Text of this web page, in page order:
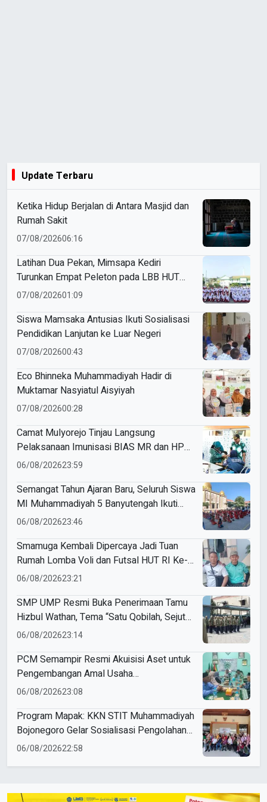
Update Terbaru
Ketika Hidup Berjalan di Antara Masjid dan
Rumah Sakit
07/08/202606:16
Latihan Dua Pekan, Mimsapa Kediri
Turunkan Empat Peleton pada LBB HUT
Ke-81 RI Kecamatan Pare
07/08/202601:09
Siswa Mamsaka Antusias Ikuti Sosialisasi
Pendidikan Lanjutan ke Luar Negeri
07/08/202600:43
Eco Bhinneka Muhammadiyah Hadir di
Muktamar Nasyiatul Aisyiyah
07/08/202600:28
Camat Mulyorejo Tinjau Langsung
Pelaksanaan Imunisasi BIAS MR dan HPV
di SD Muhammadiyah 18 Surabaya
06/08/202623:59
Semangat Tahun Ajaran Baru, Seluruh Siswa
MI Muhammadiyah 5 Banyutengah Ikuti
Latihan Tapak Suci Perdana
06/08/202623:46
Smamuga Kembali Dipercaya Jadi Tuan
Rumah Lomba Voli dan Futsal HUT RI Ke-
81 Kecamatan Tulangan
06/08/202623:21
SMP UMP Resmi Buka Penerimaan Tamu
Hizbul Wathan, Tema “Satu Qobilah, Sejuta
Cerita” Curi Perhatian
06/08/202623:14
PCM Semampir Resmi Akuisisi Aset untuk
Pengembangan Amal Usaha
Muhammadiyah
06/08/202623:08
Program Mapak: KKN STIT Muhammadiyah
Bojonegoro Gelar Sosialisasi Pengolahan
Sampah
06/08/202622:58